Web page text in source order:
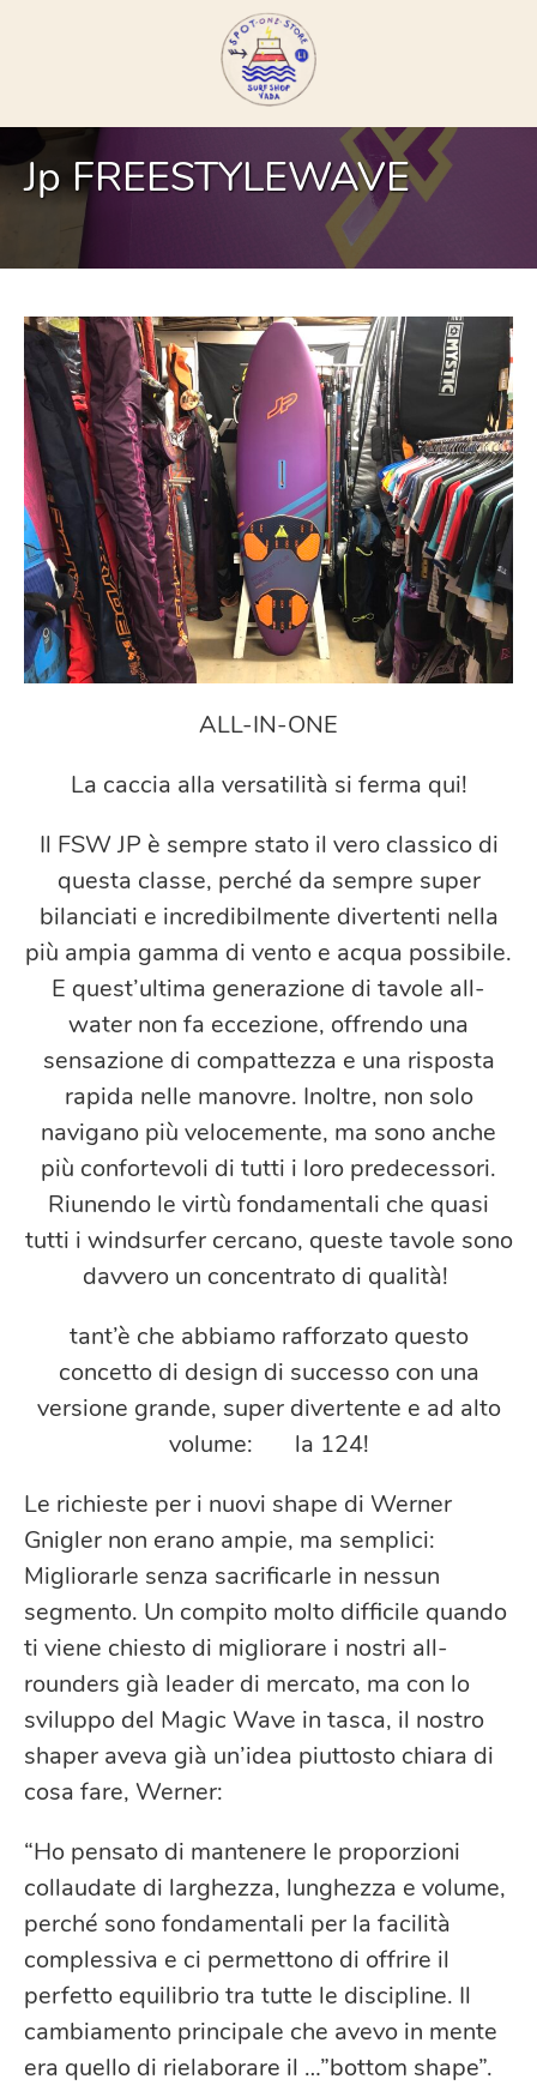
Jp FREESTYLEWAVE
ALL-IN-ONE
La caccia alla versatilità si ferma qui!
Il FSW JP è sempre stato il vero classico di
questa classe, perché da sempre super
bilanciati e incredibilmente divertenti nella
più ampia gamma di vento e acqua possibile.
E quest’ultima generazione di tavole all-
water non fa eccezione, offrendo una
sensazione di compattezza e una risposta
rapida nelle manovre. Inoltre, non solo
navigano più velocemente, ma sono anche
più confortevoli di tutti i loro predecessori.
Riunendo le virtù fondamentali che quasi
tutti i windsurfer cercano, queste tavole sono
davvero un concentrato di qualità!
tant’è che abbiamo rafforzato questo
concetto di design di successo con una
versione grande, super divertente e ad alto
volume: la 124!
Le richieste per i nuovi shape di Werner
Gnigler non erano ampie, ma semplici:
Migliorarle senza sacrificarle in nessun
segmento. Un compito molto difficile quando
ti viene chiesto di migliorare i nostri all-
rounders già leader di mercato, ma con lo
sviluppo del Magic Wave in tasca, il nostro
shaper aveva già un’idea piuttosto chiara di
cosa fare, Werner:
“Ho pensato di mantenere le proporzioni
collaudate di larghezza, lunghezza e volume,
perché sono fondamentali per la facilità
complessiva e ci permettono di offrire il
perfetto equilibrio tra tutte le discipline. Il
cambiamento principale che avevo in mente
era quello di rielaborare il …”bottom shape”.